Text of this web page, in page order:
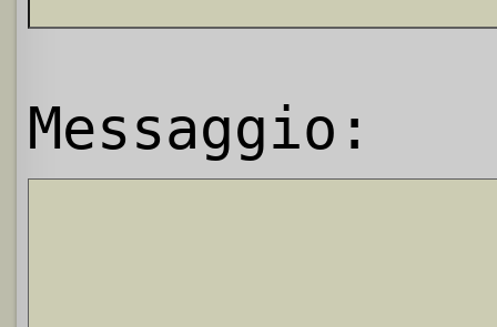
Messaggio: